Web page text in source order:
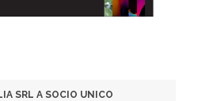
SRL A SOCIO UNICO